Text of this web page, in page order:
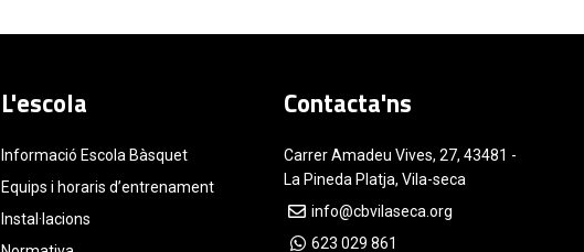
L'escola
Informació Escola Bàsquet
Equips i horaris d’entrenament
Instal·lacions
Contacta'ns
Carrer Amadeu Vives, 27, 43481 -
La Pineda Platja, Vila-seca
info@cbvilaseca.org
623 029 861